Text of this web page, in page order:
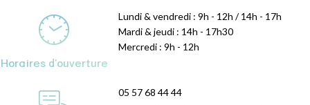
Horaires d'ouverture
Lundi & vendredi : 9h - 12h / 14h - 17h
Mardi & jeudi : 14h - 17h30
Mercredi : 9h - 12h
05 57 68 44 44